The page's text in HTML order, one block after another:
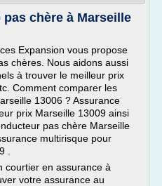
chère à Marseille
Expansion vous propose
chères. Nous aidons aussi
à trouver le meilleur prix
Comment comparer les
13006 ? Assurance
prix Marseille 13009 ainsi
pas chère Marseille
multirisque pour
.
courtier en assurance à
votre assurance au